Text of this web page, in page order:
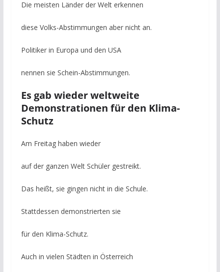
Die meisten Länder der Welt erkennen
diese Volks-Abstimmungen aber nicht an.
Politiker in Europa und den USA
nennen sie Schein-Abstimmungen.
Es gab wieder weltweite
Demonstrationen für den Klima-
Schutz
Am Freitag haben wieder
auf der ganzen Welt Schüler gestreikt.
Das heißt, sie gingen nicht in die Schule.
Stattdessen demonstrierten sie
für den Klima-Schutz.
Auch in vielen Städten in Österreich